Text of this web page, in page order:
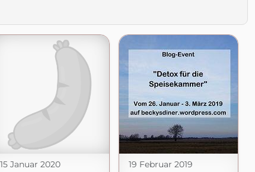
15 Januar 2020
19 Februar 2019